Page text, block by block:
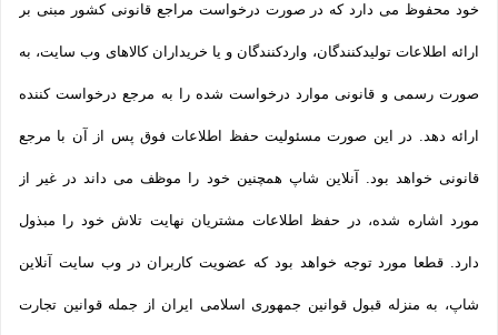
خود محفوظ می دارد که در صورت درخواست مراجع قانونی کشور مبنی بر
ارائه اطلاعات تولیدکنندگان، واردکنندگان و یا خریداران کالاهای وب سایت، به
صورت رسمی و قانونی موارد درخواست شده را به مرجع درخواست کننده
ارائه دهد. در این صورت مسئولیت حفظ اطلاعات فوق پس از آن با مرجع
قانونی خواهد بود. آنلاین شاپ همچنین خود را موظف می داند در غیر از
مورد اشاره شده، در حفظ اطلاعات مشتریان نهایت تلاش خود را مبذول
دارد. قطعا مورد توجه خواهد بود که عضویت کاربران در وب سایت آنلاین
شاپ، به منزله قبول قوانین جمهوری اسلامی ایران از جمله قوانین تجارت